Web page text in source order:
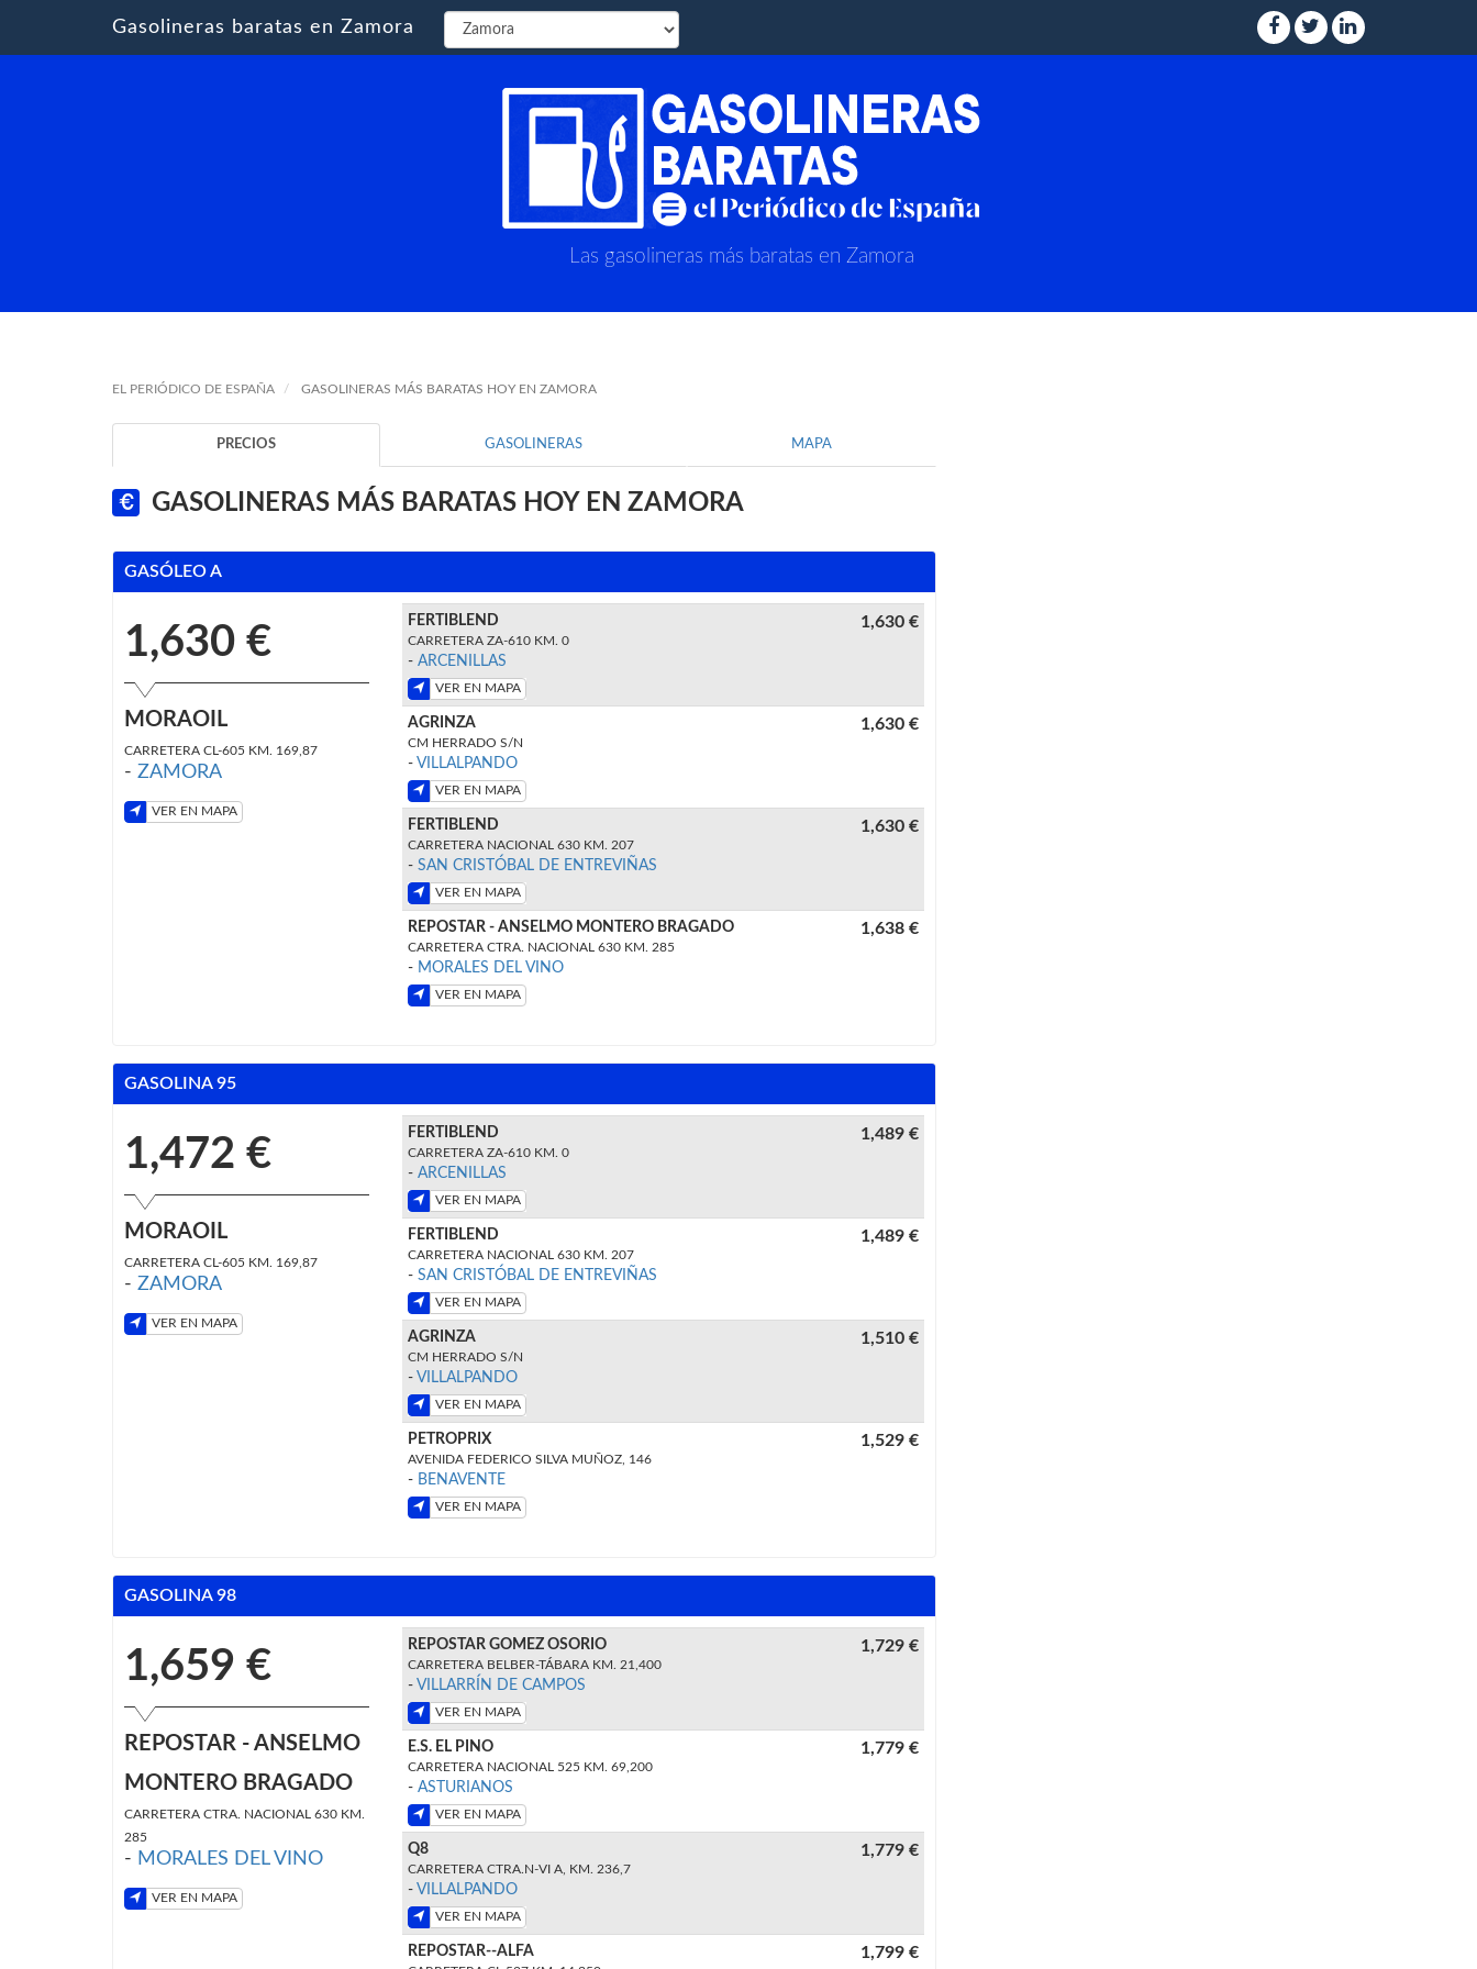
Gasolineras baratas en Zamora
Las gasolineras más baratas en Zamora
EL PERIÓDICO DE ESPAÑA GASOLINERAS MÁS BARATAS HOY EN ZAMORA
PRECIOS GASOLINERAS MAPA
GASOLINERAS MÁS BARATAS HOY EN ZAMORA
GASÓLEO A
1,630 €
MORAOIL
CARRETERA CL-605 KM. 169,87
- ZAMORA
VER EN MAPA
FERTIBLEND
CARRETERA ZA-610 KM. 0
- ARCENILLAS
VER EN MAPA
1,630 €
AGRINZA
CM HERRADO S/N
- VILLALPANDO
VER EN MAPA
1,630 €
FERTIBLEND
CARRETERA NACIONAL 630 KM. 207
- SAN CRISTÓBAL DE ENTREVIÑAS
VER EN MAPA
1,630 €
REPOSTAR - ANSELMO MONTERO BRAGADO
CARRETERA CTRA. NACIONAL 630 KM. 285
- MORALES DEL VINO
VER EN MAPA
1,638 €
GASOLINA 95
1,472 €
MORAOIL
CARRETERA CL-605 KM. 169,87
- ZAMORA
VER EN MAPA
FERTIBLEND
CARRETERA ZA-610 KM. 0
- ARCENILLAS
VER EN MAPA
1,489 €
FERTIBLEND
CARRETERA NACIONAL 630 KM. 207
- SAN CRISTÓBAL DE ENTREVIÑAS
VER EN MAPA
1,489 €
AGRINZA
CM HERRADO S/N
- VILLALPANDO
VER EN MAPA
1,510 €
PETROPRIX
AVENIDA FEDERICO SILVA MUÑOZ, 146
- BENAVENTE
VER EN MAPA
1,529 €
GASOLINA 98
1,659 €
REPOSTAR - ANSELMO
MONTERO BRAGADO
CARRETERA CTRA. NACIONAL 630 KM.
285
- MORALES DEL VINO
VER EN MAPA
REPOSTAR GOMEZ OSORIO
CARRETERA BELBER-TÁBARA KM. 21,400
- VILLARRÍN DE CAMPOS
VER EN MAPA
1,729 €
E.S. EL PINO
CARRETERA NACIONAL 525 KM. 69,200
- ASTURIANOS
VER EN MAPA
1,779 €
Q8
CARRETERA CTRA.N-VI A, KM. 236,7
- VILLALPANDO
VER EN MAPA
1,779 €
REPOSTAR--ALFA 1,799 €